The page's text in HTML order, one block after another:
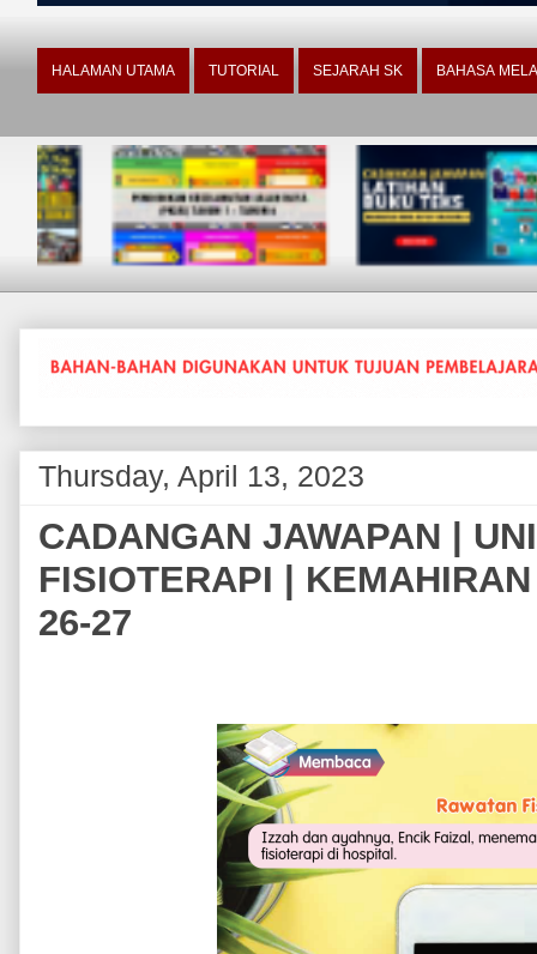
HALAMAN UTAMA TUTORIAL SEJARAH SK BAHASA
Thursday, April 13, 2023
CADANGAN JAWAPAN |
FISIOTERAPI |
26-27